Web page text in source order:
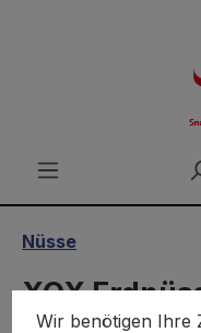
Nüsse
XOX
Wir benötigen Ihre